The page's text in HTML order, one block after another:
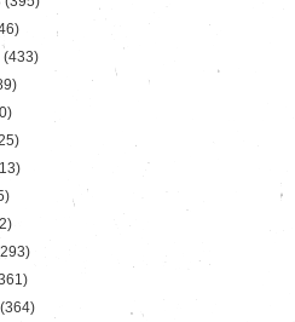
(433)
(364)